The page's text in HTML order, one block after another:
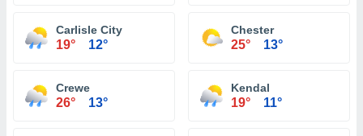
Carlisle City
19° 12°
Chester
25° 13°
Crewe
26° 13°
Kendal
19° 11°